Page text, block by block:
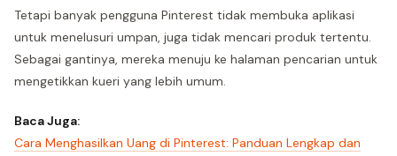
Tetapi banyak pengguna Pinterest tidak membuka aplikasi
untuk menelusuri umpan, juga tidak mencari produk tertentu.
Sebagai gantinya, mereka menuju ke halaman pencarian untuk
mengetikkan kueri yang lebih umum.
Baca Juga:
Cara Menghasilkan Uang di Pinterest: Panduan Lengkap dan